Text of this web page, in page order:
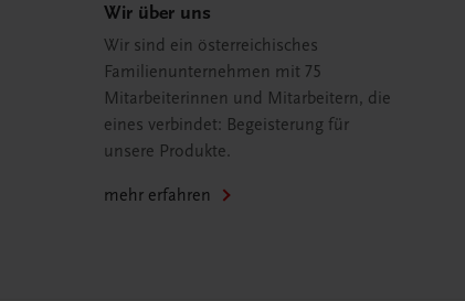
Wir über uns
Wir sind ein österreichisches
Familienunternehmen mit 75
Mitarbeiterinnen und Mitarbeitern, die
eines verbindet: Begeisterung für
unsere Produkte.
mehr erfahren